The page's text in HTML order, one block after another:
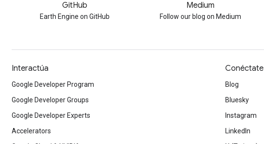
GitHub
Earth Engine on GitHub
Medium
Follow our blog on Medium
Interactúa
Google Developer Program
Google Developer Groups
Google Developer Experts
Accelerators
Conéctate
Blog
Bluesky
Instagram
LinkedIn